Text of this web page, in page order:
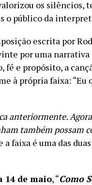
os silêncios,
o público da
escrita por
por uma narrativa
e propósito, a
à própria faixa: “Eu
anteriormente.
também possam
a faixa é uma das
14 de maio, “Como